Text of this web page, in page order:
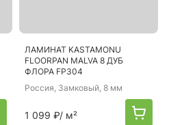
ЛАМИНАТ KASTAMONU
FLOORPAN MALVA 8 ДУБ
ФЛОРА FP304
Россия, Замковый, 8 мм
1 099 ₽/ м²